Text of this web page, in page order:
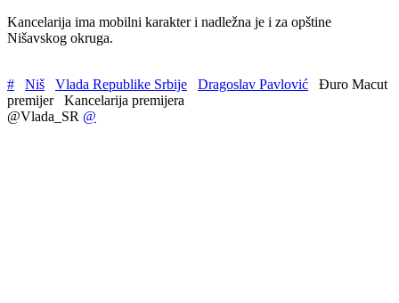
Kancelarija ima mobilni karakter i nadležna je i za opštine
Nišavskog okruga.
# Niš Vlada Republike Srbije Dragoslav Pavlović
Đuro Macut
premijer
Kancelarija premijera
@Vlada_SR @